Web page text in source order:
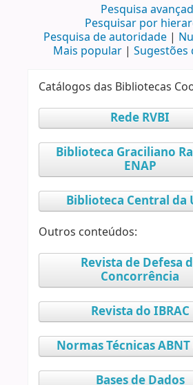
Pesquisa
Pesquisar por
Pesquisa de autoridade
Mais popular
Sugestões
Catálogos das Bibliotecas
Rede RVBI
Biblioteca Graciliano
ENAP
Biblioteca Central da
Outros conteúdos:
Revista de Defesa
Concorrência
Revista do IBRAC
Normas Técnicas ABNT
Bases de Dados